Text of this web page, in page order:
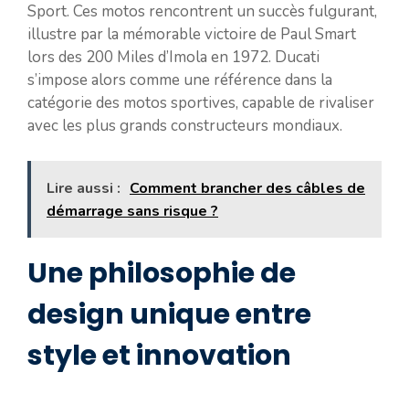
Sport. Ces motos rencontrent un succès fulgurant,
illustre par la mémorable victoire de Paul Smart
lors des 200 Miles d’Imola en 1972. Ducati
s’impose alors comme une référence dans la
catégorie des motos sportives, capable de rivaliser
avec les plus grands constructeurs mondiaux.
Lire aussi : Comment brancher des câbles de
démarrage sans risque ?
Une philosophie de
design unique entre
style et innovation